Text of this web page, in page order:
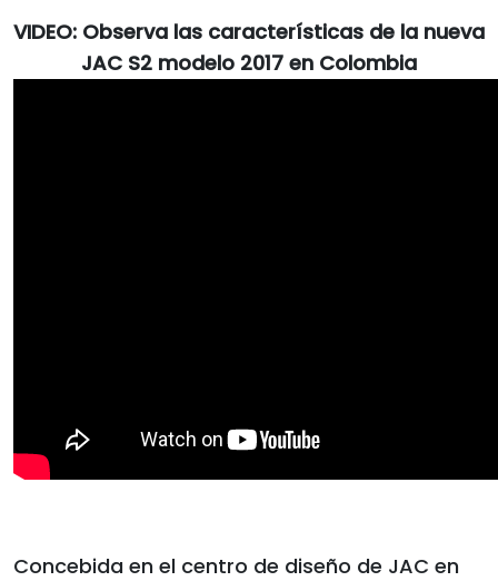
VIDEO: Observa las características de la nueva
JAC S2 modelo 2017 en Colombia
Concebida en el centro de diseño de JAC en